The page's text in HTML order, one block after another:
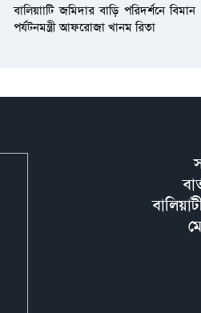
বালিয়াাটি জমিদার বাড়ি পরিদর্শনে
পর্যটনমন্ত্রী আফরোজা খানম রিতা